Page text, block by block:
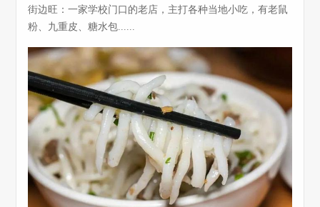
街边旺：一家学校门口的老店，主打各种当地小吃，有老鼠
粉、九重皮、糖水包......